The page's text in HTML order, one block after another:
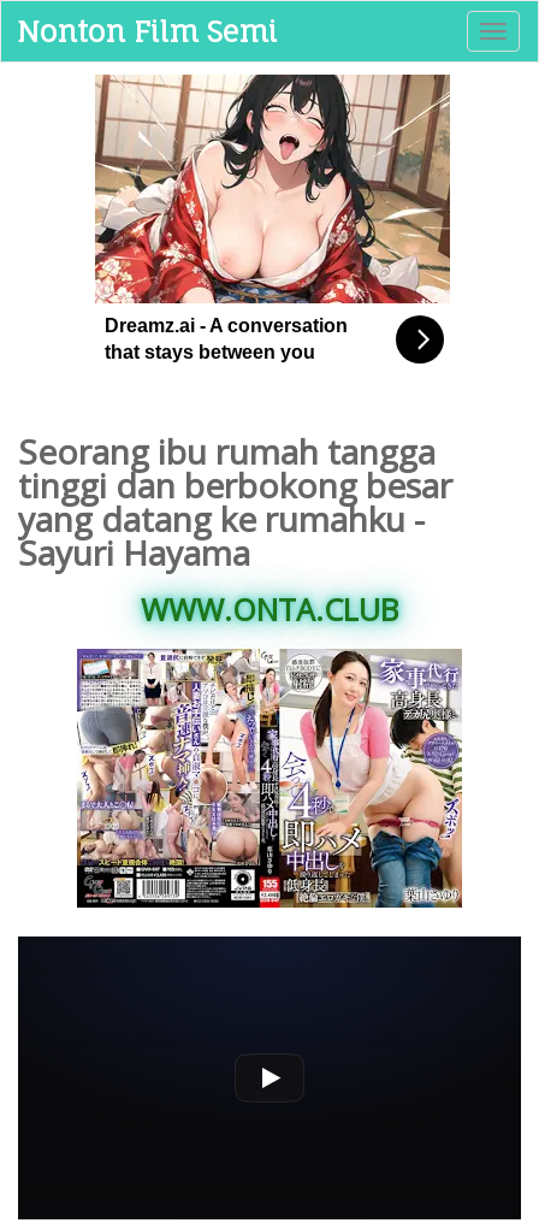
T
o
Nonton Film Semi
Dreamz.ai - A conversation
that stays between you
Seorang ibu rumah tangga
tinggi dan berbokong besar
yang datang ke rumahku -
Sayuri Hayama
WWW.ONTA.CLUB